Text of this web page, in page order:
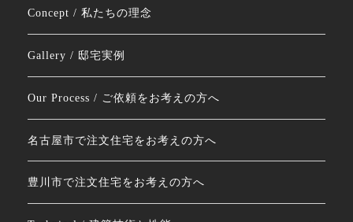
Concept / 私たちの理念
Gallery / 邸宅実例
Our Process / ご依頼をお考えの方へ
名古屋市で注文住宅をお考えの方へ
豊川市で注文住宅をお考えの方へ